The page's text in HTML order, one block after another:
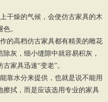
干燥的气候，会使仿古家具的木
。
的高档仿古家具都有精美的雕花
灰，细小缝隙中就容易积灰，
家具迅速“变老”。
靠水分来提供，也就是说不能用
擦拭，而是应该选用专业的家具